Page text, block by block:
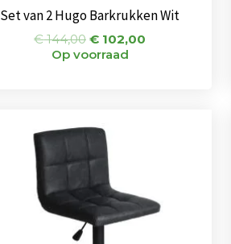
Set van 2 Hugo Barkrukken Wit
€144,00 € 102,00
Op voorraad
prijs
was:
€ 80,00.